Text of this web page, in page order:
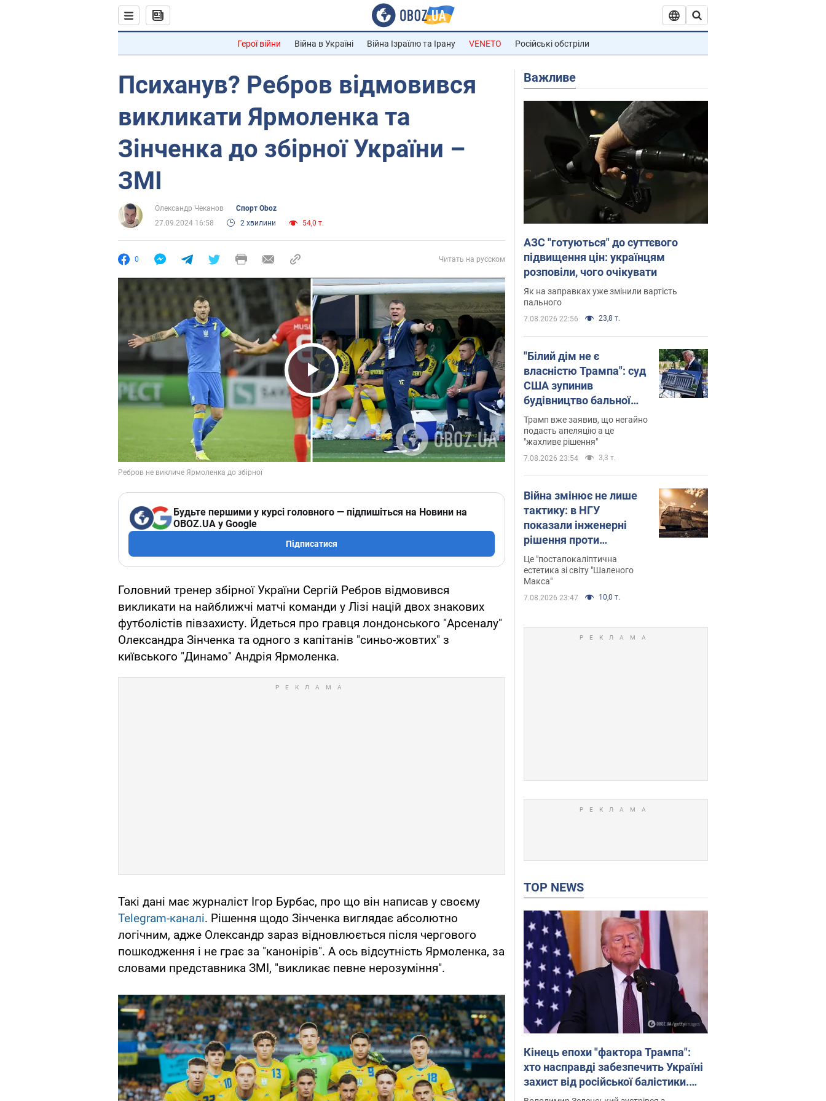
Герої війни Війна в Україні Війна Ізраїлю та Ірану VENETO Російські обстріли
Психанув? Ребров відмовився
викликати Ярмоленка та
Зінченка до збірної України –
ЗМІ
Олександр Чеканов
Спорт Oboz
27.09.2024 16:58
2 хвилини 54,0 т.
0 Читать на русском
Play Video
Будьте першими у курсі головного — підпишіться на Новини на
OBOZ.UA у Google
Підписатися
Головний тренер збірної України Сергій Ребров відмовився
викликати на найближчі матчі команди у Лізі націй двох знакових
футболістів півзахисту. Йдеться про гравця лондонського "Арсеналу"
Олександра Зінченка та одного з капітанів "синьо-жовтих" з
київського "Динамо" Андрія Ярмоленка.
Такі дані має журналіст Ігор Бурбас, про що він написав у своєму
Telegram-каналі. Рішення щодо Зінченка виглядає абсолютно
логічним, адже Олександр зараз відновлюється після чергового
пошкодження і не грає за "канонірів". А ось відсутність Ярмоленка, за
словами представника ЗМІ, "викликає певне нерозуміння".
Важливе
АЗС "готуються" до суттєвого
підвищення цін: українцям
розповіли, чого очікувати
Як на заправках уже змінили вартість
пального
7.08.2026 22:56 23,8 т.
"Білий дім не є
власністю Трампа": суд
США зупинив
будівництво бальної
зали за $400 млн
Трамп вже заявив, що негайно
подасть апеляцію а це
"жахливе рішення"
7.08.2026 23:54 3,3 т.
Війна змінює не лише
тактику: в НГУ
показали інженерні
рішення проти
російських FPV-дронів.
Фото
Це "постапокаліптична
естетика зі світу "Шаленого
Макса"
7.08.2026 23:47 10,0 т.
TOP NEWS
Кінець епохи "фактора Трампа":
хто насправді забезпечить Україні
захист від російської балістики.
Інтерв’ю з Безсмертним